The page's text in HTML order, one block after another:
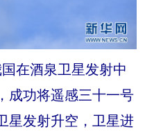
在酒泉卫星发射中
成功将遥感三十一号
星发射升空，卫星进